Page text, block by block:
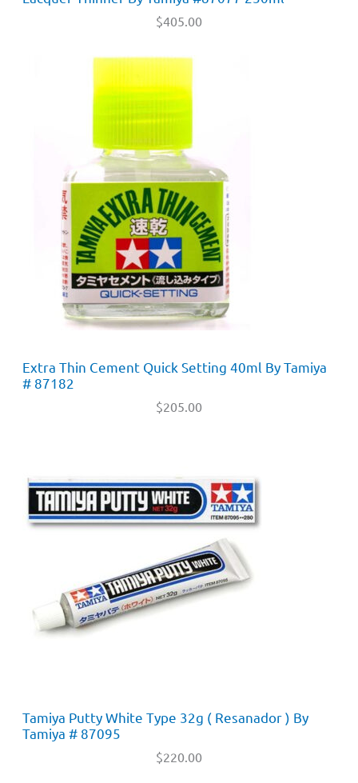
$405.00
Extra Thin Cement Quick Setting 40ml By Tamiya
# 87182
$205.00
Tamiya Putty White Type 32g ( Resanador ) By
Tamiya # 87095
$220.00